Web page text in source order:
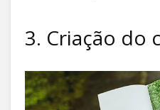
3. Criação do